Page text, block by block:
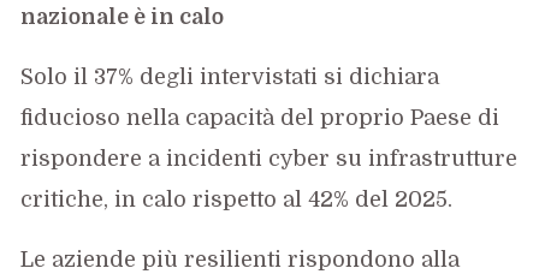
nazionale è in calo
Solo il 37% degli intervistati si dichiara
fiducioso nella capacità del proprio Paese di
rispondere a incidenti cyber su infrastrutture
critiche, in calo rispetto al 42% del 2025.
Le aziende più resilienti rispondono alla